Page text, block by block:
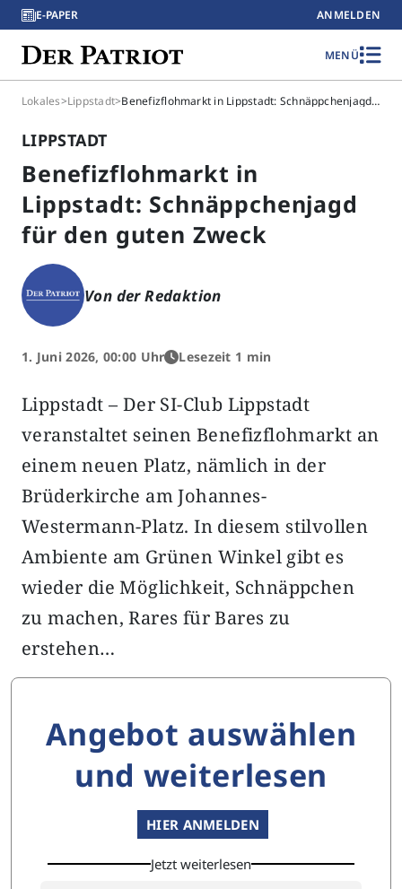
E-PAPER ANMELDEN
MENÜ
Lokales>Lippstadt> Benefizflohmarkt in Lippstadt: Schnäppchenjagd für den guten Zweck
LIPPSTADT
Benefizflohmarkt in
Lippstadt: Schnäppchenjagd
für den guten Zweck
Von der Redaktion
1. Juni 2026, 00:00 Uhr Lesezeit 1 min
Lippstadt – Der SI-Club Lippstadt
veranstaltet seinen Benefizflohmarkt an
einem neuen Platz, nämlich in der
Brüderkirche am Johannes-
Westermann-Platz. In diesem stilvollen
Ambiente am Grünen Winkel gibt es
wieder die Möglichkeit, Schnäppchen
zu machen, Rares für Bares zu
erstehen…
Angebot auswählen
und weiterlesen
HIER ANMELDEN
Jetzt weiterlesen